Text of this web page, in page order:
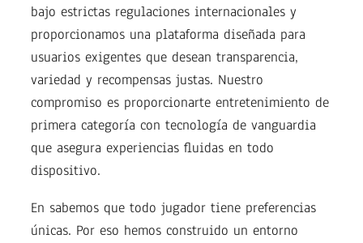
bajo estrictas regulaciones internacionales y
proporcionamos una plataforma diseñada para
usuarios exigentes que desean transparencia,
variedad y recompensas justas. Nuestro
compromiso es proporcionarte entretenimiento de
primera categoría con tecnología de vanguardia
que asegura experiencias fluidas en todo
dispositivo.
En sabemos que todo jugador tiene preferencias
únicas. Por eso hemos construido un entorno